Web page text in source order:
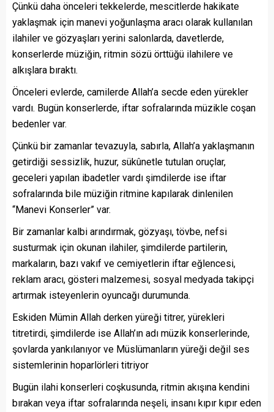
Çünkü daha önceleri tekkelerde, mescitlerde hakikate
yaklaşmak için manevi yoğunlaşma aracı olarak kullanılan
ilahiler ve gözyaşları yerini salonlarda, davetlerde,
konserlerde müziğin, ritmin sözü örttüğü ilahilere ve
alkışlara bıraktı.
Önceleri evlerde, camilerde Allah’a secde eden yürekler
vardı. Bugün konserlerde, iftar sofralarında müzikle coşan
bedenler var.
Çünkü bir zamanlar tevazuyla, sabırla, Allah’a yaklaşmanın
getirdiği sessizlik, huzur, sükûnetle tutulan oruçlar,
geceleri yapılan ibadetler vardı şimdilerde ise iftar
sofralarında bile müziğin ritmine kapılarak dinlenilen
“Manevi Konserler” var.
Bir zamanlar kalbi arındırmak, gözyaşı, tövbe, nefsi
susturmak için okunan ilahiler, şimdilerde partilerin,
markaların, bazı vakıf ve cemiyetlerin iftar eğlencesi,
reklam aracı, gösteri malzemesi, sosyal medyada takipçi
artırmak isteyenlerin oyuncağı durumunda.
Eskiden Mümin Allah derken yüreği titrer, yürekleri
titretirdi, şimdilerde ise Allah’ın adı müzik konserlerinde,
şovlarda yankılanıyor ve Müslümanların yüreği değil ses
sistemlerinin hoparlörleri titriyor
Bugün ilahi konserleri coşkusunda, ritmin akışına kendini
bırakan veya iftar sofralarında neşeli, insanı kıpır kıpır eden